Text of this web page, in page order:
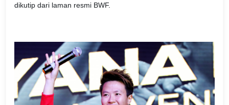
dikutip dari laman resmi BWF.